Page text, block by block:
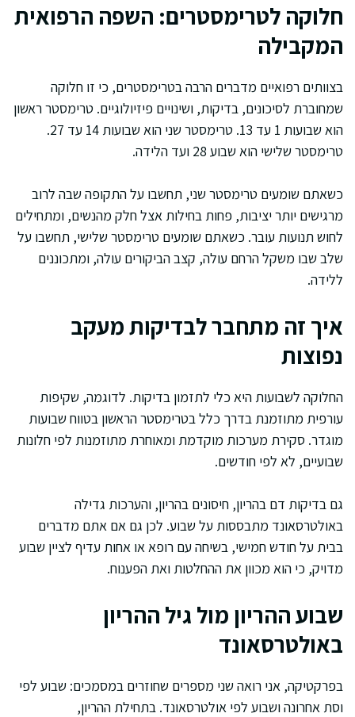
חלוקה לטרימסטרים: השפה הרפואית
המקבילה
בצוותים רפואיים מדברים הרבה בטרימסטרים, כי זו חלוקה
שמחוברת לסיכונים, בדיקות, ושינויים פיזיולוגיים. טרימסטר ראשון
הוא שבועות 1 עד 13. טרימסטר שני הוא שבועות 14 עד 27.
טרימסטר שלישי הוא שבוע 28 ועד הלידה.
כשאתם שומעים טרימסטר שני, תחשבו על התקופה שבה לרוב
מרגישים יותר יציבות, פחות בחילות אצל חלק מהנשים, ומתחילים
לחוש תנועות עובר. כשאתם שומעים טרימסטר שלישי, תחשבו על
שלב שבו משקל הרחם עולה, קצב הביקורים עולה, ומתכוננים
ללידה.
איך זה מתחבר לבדיקות מעקב
נפוצות
החלוקה לשבועות היא כלי לתזמון בדיקות. לדוגמה, שקיפות
עורפית מתוזמנת בדרך כלל בטרימסטר הראשון בטווח שבועות
מוגדר. סקירת מערכות מוקדמת ומאוחרת מתוזמנות לפי חלונות
שבועיים, לא לפי חודשים.
גם בדיקות דם בהריון, חיסונים בהריון, והערכות גדילה
באולטרסאונד מתבססות על שבוע. לכן גם אם אתם מדברים
בבית על חודש חמישי, בשיחה עם רופא או אחות עדיף לציין שבוע
מדויק, כי הוא מכוון את ההחלטות ואת הפענוח.
שבוע ההריון מול גיל ההריון
באולטרסאונד
בפרקטיקה, אני רואה שני מספרים שחוזרים במסמכים: שבוע לפי
וסת אחרונה ושבוע לפי אולטרסאונד. בתחילת ההריון,